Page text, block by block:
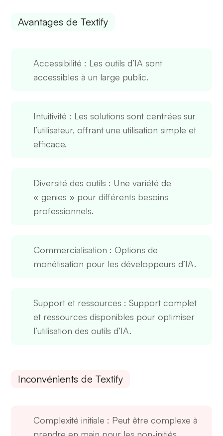
Avantages de Textify
Accessibilité : Les outils d’IA sont
accessibles à un large public.
Intuitivité : Les solutions sont centrées sur
l’utilisateur, offrant une utilisation simple et
efficace.
Diversité des outils : Une variété de
« genies » pour différents besoins
professionnels.
Commercialisation : Options de
monétisation pour les développeurs d’IA.
Support et ressources : Support complet
et ressources disponibles pour optimiser
l’utilisation des outils d’IA.
Inconvénients de Textify
Complexité initiale : Peut être complexe à